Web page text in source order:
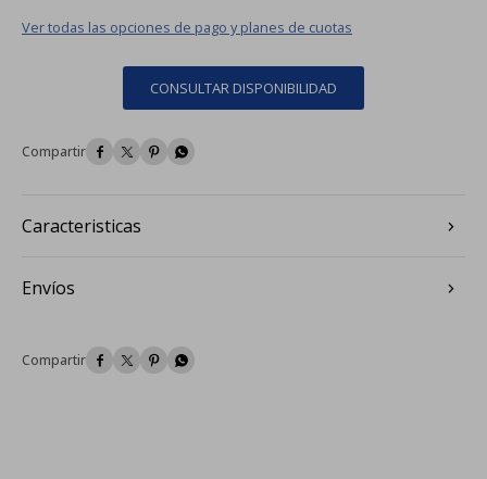
Ver todas las opciones de pago y planes de cuotas
CONSULTAR DISPONIBILIDAD
   
Caracteristicas
Envíos
   